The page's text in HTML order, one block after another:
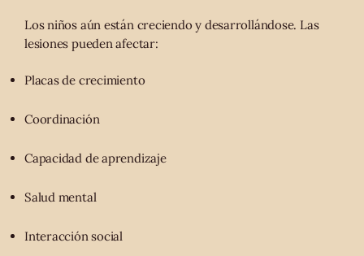
Los niños aún están creciendo y desarrollándose. Las
lesiones pueden afectar:
Placas de crecimiento
Coordinación
Capacidad de aprendizaje
Salud mental
Interacción social